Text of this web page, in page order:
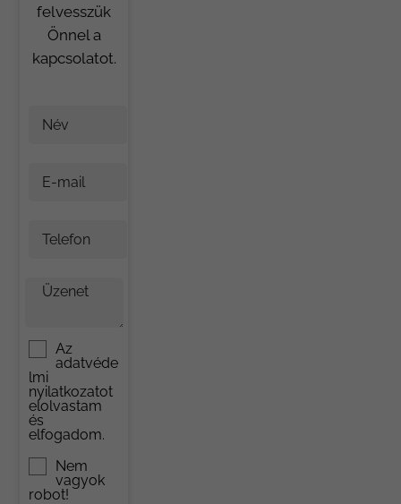
felvesszük
Önnel a
kapcsolatot.
Név
E-mail
Telefon
Üzenet
Az
adatvéde
lmi
nyilatkozatot
elolvastam
és
elfogadom.
Nem
vagyok
robot!